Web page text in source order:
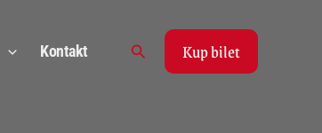
Kontakt Search Kup bilet